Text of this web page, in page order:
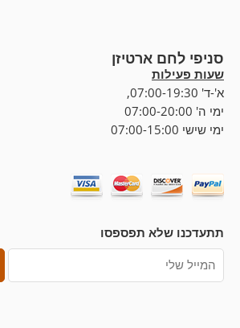
סניפי לחם ארטיזן
שעות פעילות
א'-ד' 07:00-19:30,
ימי ה' 07:00-20:00
ימי שישי 07:00-15:00
תתעדכנו שלא תפספסו